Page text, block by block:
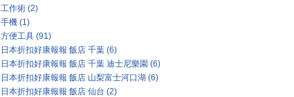
工作術 (2)
手機 (1)
方便工具 (91)
日本折扣好康報報 飯店 千葉 (6)
日本折扣好康報報 飯店 千葉 迪士尼樂園 (6)
日本折扣好康報報 飯店 山梨富士河口湖 (6)
日本折扣好康報報 飯店 仙台 (2)